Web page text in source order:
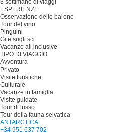
3 settimane di viaggi
ESPERIENZE
Osservazione delle balene
Tour del vino
Pinguini
Gite sugli sci
Vacanze all inclusive
TIPO DI VIAGGIO
Avventura
Privato
Visite turistiche
Culturale
Vacanze in famiglia
Visite guidate
Tour di lusso
Tour della fauna selvatica
ANTARCTICA
+34 951 637 702